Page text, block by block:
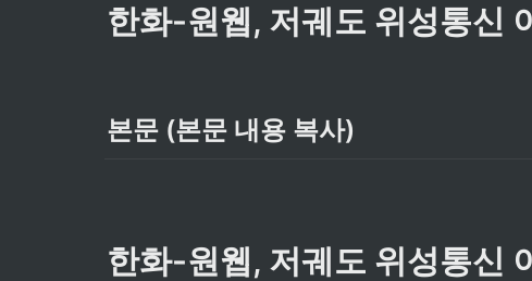
한화-원웹, 저궤도 위성통신
본문 (본문 내용 복사)
한화-원웹, 저궤도 위성통신